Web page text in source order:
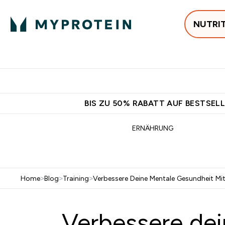
BIS ZU 50% RABATT AUF
ERNÄHRUNG
Home>Blog>Training>Verbessere Deine Mentale Gesundheit